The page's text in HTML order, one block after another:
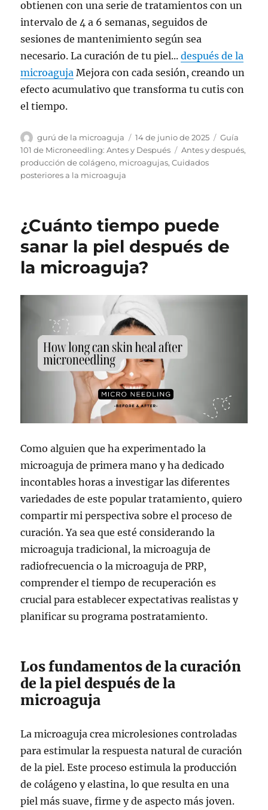
obtienen con una serie de tratamientos con un
intervalo de 4 a 6 semanas, seguidos de
sesiones de mantenimiento según sea
necesario. La curación de tu piel...después de la
microaguja Mejora con cada sesión, creando un
efecto acumulativo que transforma tu cutis con
el tiempo.
Autor
gurú de la microaguja
Publicado
el
14 de junio de 2025 Categorías
Guía
101 de Microneedling: Antes y Después
Etiquetas
Antes y después,
producción de colágeno, microagujas,Cuidados
posteriores a la microaguja
¿Cuánto tiempo puede
sanar la piel después de
la microaguja?
Como alguien que ha experimentado la
microaguja de primera mano y ha dedicado
incontables horas a investigar las diferentes
variedades de este popular tratamiento, quiero
compartir mi perspectiva sobre el proceso de
curación. Ya sea que esté considerando la
microaguja tradicional, la microaguja de
radiofrecuencia o la microaguja de PRP,
comprender el tiempo de recuperación es
crucial para establecer expectativas realistas y
planificar su programa postratamiento.
Los fundamentos de la curación
de la piel después de la
microaguja
La microaguja crea microlesiones controladas
para estimular la respuesta natural de curación
de la piel. Este proceso estimula la producción
de colágeno y elastina, lo que resulta en una
piel más suave, firme y de aspecto más joven.